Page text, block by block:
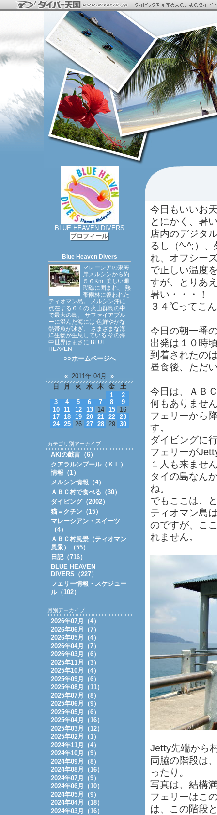
今日もいいお
とにかく、暑
店内のデジタ
るし（^-^;）
れ、オフシー
で正しい温度
すが、とりあ
暑い・・・！
３４℃ってこ
今日の朝一番
出発は１０時
到着されたの
昼食後、ただ
今日は、ＡＢ
何もありませ
フェリーから
す。
ダイビングに
フェリーが
１人も来ませ
タイの島なん
ね。
でもここは、
ティオマン島
のですが、こ
れません。
Jetty先端から
両脇の階段は
ったり。
写真は、結構
フェリーはこ
は、この階段
BLUE HEAVEN DIVERS
プロフィール
Blue Heaven Divers
マレーシアの東海
岸メルシンから約
５６Km, 美しい珊
瑚礁に囲まれ、 熱
帯雨林に覆われた
ティオマン島。 メルシン沖に
点在する６４の 火山群島の中
で最大の島。 サファイアブル
ーに澄んだ海には 色鮮やかな
熱帯魚が泳ぎ、 さまざまな海
洋生物が生息している その海
中世界はまさに BLUE
HEAVEN
>>ホームページへ
« 2011年 04月 »
日
月 火 水 木 金
土
1
2
3
4 5 6 7 8
9
10
11 12 13 14 15
16
17
18 19 20 21 22
23
24
25 26 27 28 29 30
カテゴリ別アーカイブ
AKIの戯言（6）
クアラルンプール（ＫＬ）
情報（1）
メルシン情報（4）
ＡＢＣ村で食べる（30）
ダイビング（2002）
猫＝クチン（15）
マレーシアン・スイーツ
（4）
ＡＢＣ村風景（ティオマン
風景）（55）
日記（716）
BLUE HEAVEN
DIVERS（227）
フェリー情報・スケジュー
ル（102）
月別アーカイブ
2026年07月（4）
2026年06月（7）
2026年05月（4）
2026年04月（7）
2026年03月（6）
2025年11月（3）
2025年10月（4）
2025年09月（6）
2025年08月（11）
2025年07月（8）
2025年06月（9）
2025年05月（6）
2025年04月（16）
2025年03月（12）
2025年02月（1）
2024年11月（4）
2024年10月（9）
2024年09月（8）
2024年08月（16）
2024年07月（9）
2024年06月（10）
2024年05月（9）
2024年04月（18）
2024年03月（16）